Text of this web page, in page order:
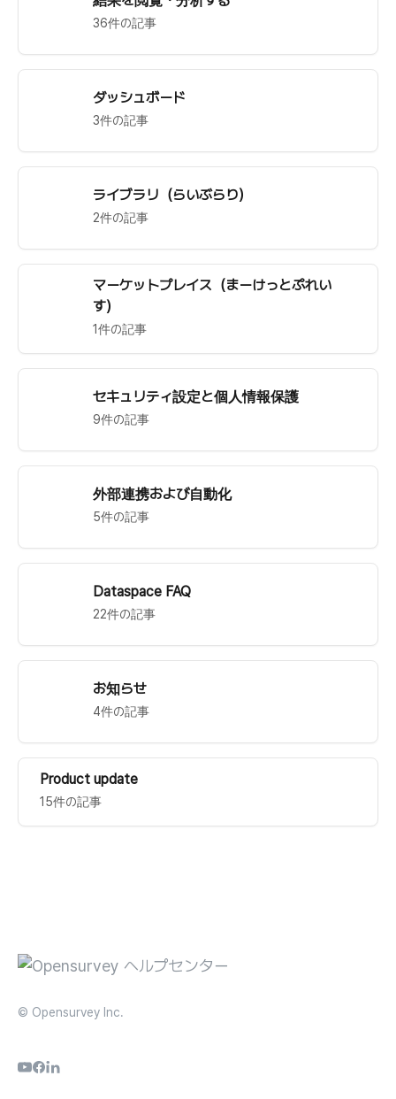
36件の記事
ダッシュボード
3件の記事
ライブラリ（らいぶらり）
2件の記事
マーケットプレイス（まーけっとぷれい
す）
1件の記事
セキュリティ設定と個人情報保護
9件の記事
外部連携および自動化
5件の記事
Dataspace FAQ
22件の記事
お知らせ
4件の記事
Product update
15件の記事
© Opensurvey Inc.